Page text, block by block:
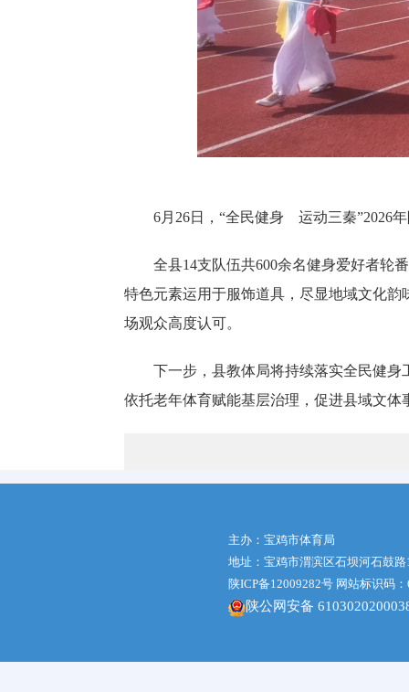
6月26日，“全民健身 运动三秦”2026
全县14支队伍共600余名健身爱好者轮
特色元素运用于服饰道具，尽显地域文化
场观众高度认可。
下一步，县教体局将持续落实全民健
依托老年体育赋能基层治理，促进县域文体
主办：宝鸡市体育局
地址：宝鸡市渭滨区石坝河石鼓
陕ICP备12009282号 网站标识码
陕公网安备